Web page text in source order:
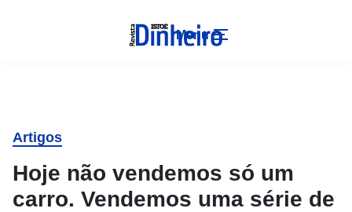
Menu
Artigos
Hoje não vendemos só um
carro. Vendemos uma série de